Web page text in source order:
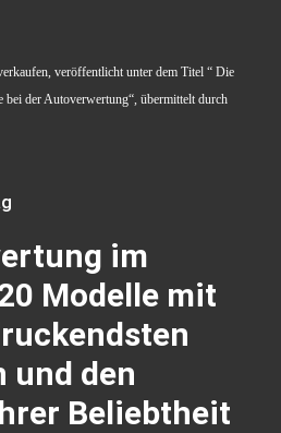
veröffentlicht unter dem Titel “ Die
der Autoverwertung“, übermittelt durch
im
Modelle mit
und den
Beliebtheit